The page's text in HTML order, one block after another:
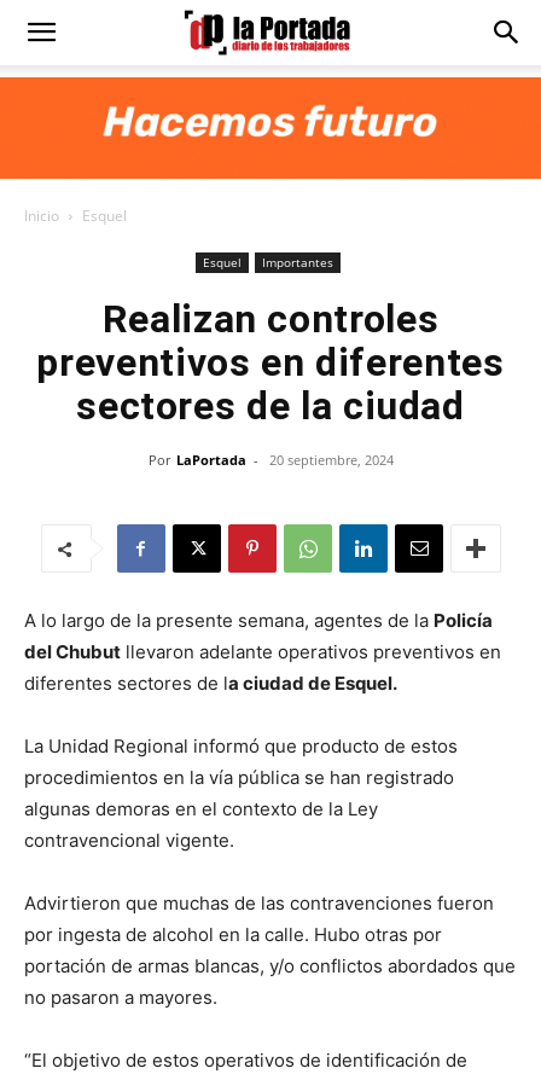
Diario
Inicio Esquel
Esquel Importantes
Realizan controles
preventivos en diferentes
sectores de la ciudad
Por LaPortada - 20 septiembre, 2024
A lo largo de la presente semana, agentes de la Policía
del Chubut llevaron adelante operativos preventivos en
diferentes sectores de la ciudad de Esquel.
La Unidad Regional informó que producto de estos
procedimientos en la vía pública se han registrado
algunas demoras en el contexto de la Ley
contravencional vigente.
Advirtieron que muchas de las contravenciones fueron
por ingesta de alcohol en la calle. Hubo otras por
portación de armas blancas, y/o conflictos abordados que
no pasaron a mayores.
“El objetivo de estos operativos de identificación de